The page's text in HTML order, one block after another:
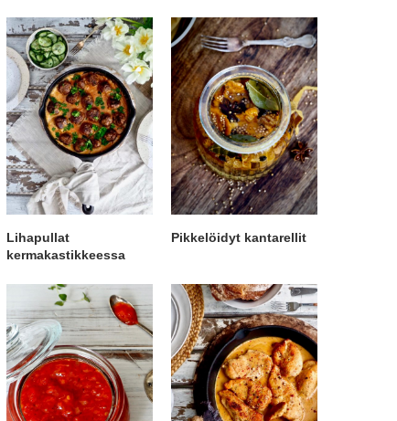
Lihapullat
kermakastikkeessa
Pikkelöidyt kantarellit